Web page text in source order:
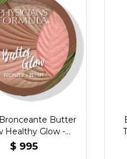
Butter
Healthy Glow -
Formula
$ 995